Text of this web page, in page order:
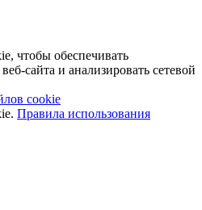
чтобы обеспечивать
сайта и анализировать сетевой
cookie
Правила использования